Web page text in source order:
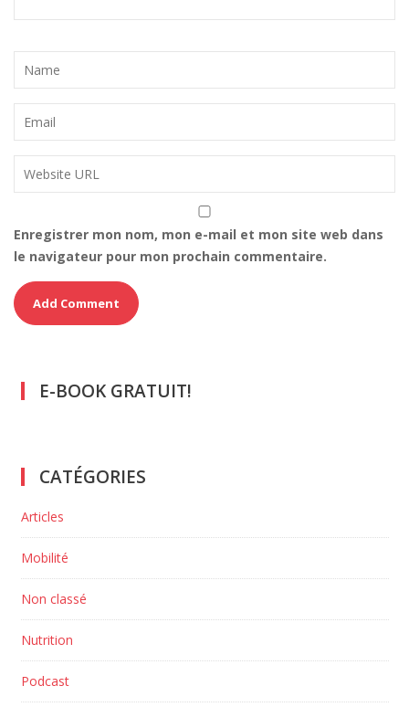
Enregistrer mon nom, mon e-mail et mon site web dans
le navigateur pour mon prochain commentaire.
E-BOOK GRATUIT!
CATÉGORIES
Articles
Mobilité
Non classé
Nutrition
Podcast